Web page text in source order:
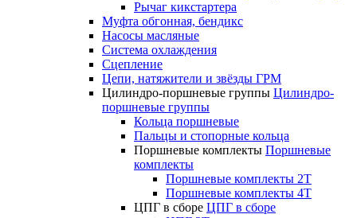
Рычаг кикстартера
Муфта обгонная, бендикс
Насосы масляные
Система охлаждения
Сцепление
Цепи, натяжители и звёзды ГРМ
Цилиндро-поршневые группы Цилиндро-
поршневые группы
Кольца поршневые
Пальцы и стопорные кольца
Поршневые комплекты Поршневые
комплекты
Поршневые комплекты 2T
Поршневые комплекты 4T
ЦПГ в сборе ЦПГ в сборе